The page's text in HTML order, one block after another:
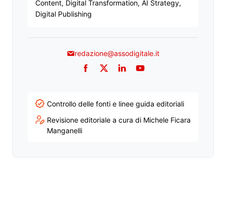
Content, Digital Transformation, AI Strategy,
Digital Publishing
redazione@assodigitale.it
Facebook
TwitterLinkedInYouTube
Controllo delle fonti e linee guida editoriali
Revisione editoriale a cura di Michele Ficara
Manganelli